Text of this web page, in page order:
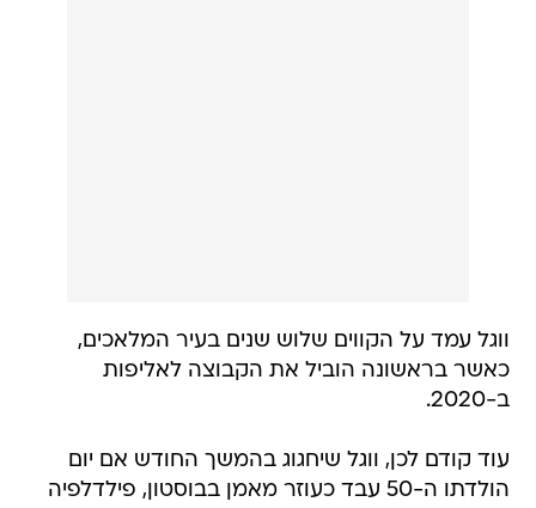
ווגל עמד על הקווים שלוש שנים בעיר המלאכים,
כאשר בראשונה הוביל את הקבוצה לאליפות
ב-2020.
עוד קודם לכן, ווגל שיחגוג בהמשך החודש אם יום
הולדתו ה-50 עבד כעוזר מאמן בבוסטון, פילדלפיה